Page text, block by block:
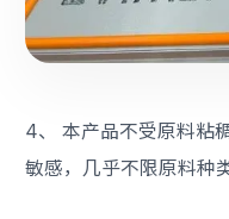
4、 本产品不受原料粘
敏感，几乎不限原料种